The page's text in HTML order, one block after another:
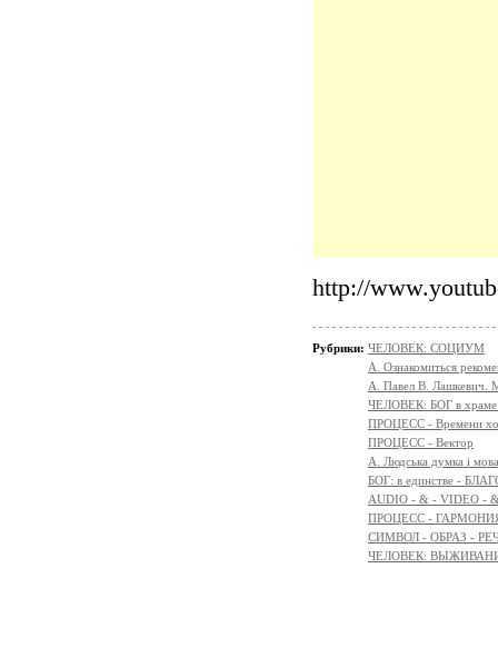
http://
Рубрики: ЧЕЛОВЕК: СОЦИУМ
А. Ознакомиться
А. Павел В. Лашкевич.
ЧЕЛОВЕК: БОГ в
ПРОЦЕСС - Времени
ПРОЦЕСС - Вектор
A. Людська думка і мова
БОГ: в единстве -
AUDIO - & - VIDEO -
ПРОЦЕСС -
СИМВОЛ - ОБРАЗ -
ЧЕЛОВЕК: ВЫЖИВАНИЕ